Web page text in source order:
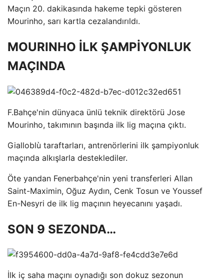
Maçın 20. dakikasında hakeme tepki gösteren
Mourinho, sarı kartla cezalandırıldı.
MOURINHO İLK ŞAMPİYONLUK
MAÇINDA
F.Bahçe'nin dünyaca ünlü teknik direktörü Jose
Mourinho, takımının başında ilk lig maçına çıktı.
Gialloblù taraftarları, antrenörlerini ilk şampiyonluk
maçında alkışlarla desteklediler.
Öte yandan Fenerbahçe'nin yeni transferleri Allan
Saint-Maximin, Oğuz Aydın, Cenk Tosun ve Youssef
En-Nesyri de ilk lig maçının heyecanını yaşadı.
SON 9 SEZONDA…
İlk iç saha maçını oynadığı son dokuz sezonun